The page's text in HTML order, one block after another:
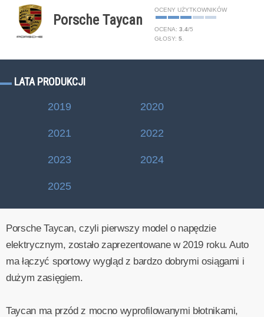
Porsche Taycan
OCENY UŻYTKOWNIKÓW
OCENA: 3.4/5
GŁOSY: 5
LATA PRODUKCJI
2019 2020
2021 2022
2023 2024
2025
Porsche Taycan, czyli pierwszy model o napędzie
elektrycznym, zostało zaprezentowane w 2019 roku. Auto
ma łączyć sportowy wygląd z bardzo dobrymi osiągami i
dużym zasięgiem.
Taycan ma przód z mocno wyprofilowanymi błotnikami,